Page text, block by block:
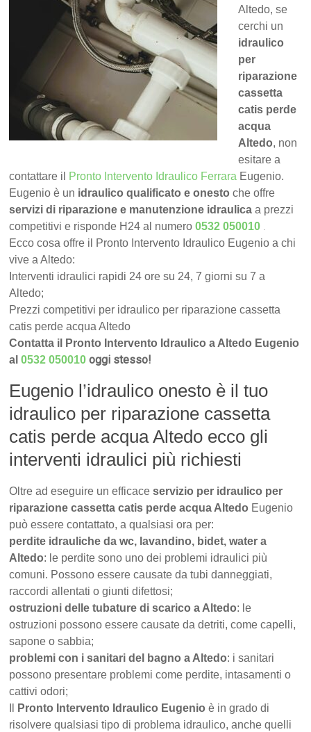
Altedo, se
cerchi un
idraulico
per
riparazione
cassetta
catis perde
acqua
Altedo, non
esitare a
contattare il Pronto Intervento Idraulico Ferrara Eugenio.
Eugenio è un idraulico qualificato e onesto che offre
servizi di riparazione e manutenzione idraulica a prezzi
competitivi e risponde H24 al numero0532 050010 .
Ecco cosa offre il Pronto Intervento Idraulico Eugenio a chi
vive a Altedo:
Interventi idraulici rapidi 24 ore su 24, 7 giorni su 7 a
Altedo;
Prezzi competitivi per idraulico per riparazione cassetta
catis perde acqua Altedo
Contatta il Pronto Intervento Idraulico a Altedo Eugenio
al0532 050010 oggi stesso!
Eugenio l’idraulico onesto è il tuo
idraulico per riparazione cassetta
catis perde acqua Altedo ecco gli
interventi idraulici più richiesti
Oltre ad eseguire un efficaceservizio per idraulico per
riparazione cassetta catis perde acqua Altedo Eugenio
può essere contattato, a qualsiasi ora per:
perdite idrauliche da wc, lavandino, bidet, water a
Altedo: le perdite sono uno dei problemi idraulici più
comuni. Possono essere causate da tubi danneggiati,
raccordi allentati o giunti difettosi;
ostruzioni delle tubature di scarico a Altedo: le
ostruzioni possono essere causate da detriti, come capelli,
sapone o sabbia;
problemi con i sanitari del bagno a Altedo: i sanitari
possono presentare problemi come perdite, intasamenti o
cattivi odori;
Pronto Intervento Idraulico Eugenio è in grado di
risolvere qualsiasi tipo di problema idraulico, anche quelli